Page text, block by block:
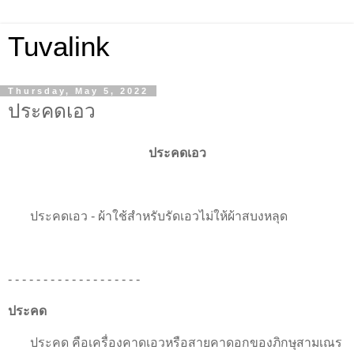
Tuvalink
Thursday, May 5, 2022
ประคดเอว
ประคดเอว
ประคดเอว - ผ้าใช้สำหรับรัดเอวไม่ให้ผ้าสบงหลุด
- - - - - - - - - - - - - - - - - - -
ประคด
ประคด คือเครื่องคาดเอวหรือสายคาดอกของภิกษุสามเณร